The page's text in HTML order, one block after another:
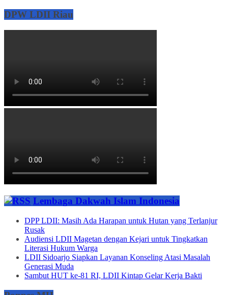
DPW LDII Riau
Lembaga Dakwah Islam Indonesia
DPP LDII: Masih Ada Harapan untuk Hutan yang Terlanjur
Rusak
Audiensi LDII Magetan dengan Kejari untuk Tingkatkan
Literasi Hukum Warga
LDII Sidoarjo Siapkan Layanan Konseling Atasi Masalah
Generasi Muda
Sambut HUT ke-81 RI, LDII Kintap Gelar Kerja Bakti